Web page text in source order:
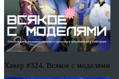
Хакер #324. Всякое с моделями